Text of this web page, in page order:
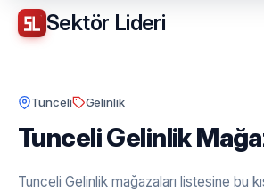
Sektör Lideri
Tunceli Gelinlik
Tunceli Gelinlik
Tunceli Gelinlik mağazaları listesine bu